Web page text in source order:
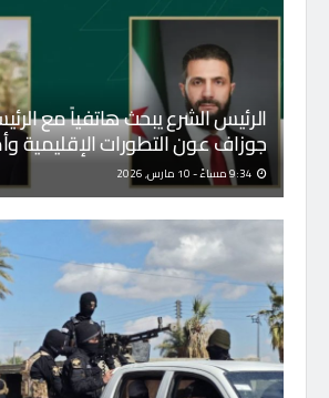
الرئيس الشرع يبحث هاتفياً مع
جوزاف عون التطورات الإقليمية